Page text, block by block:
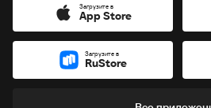
Загрузите в
App Store
Загрузите в
RuStore